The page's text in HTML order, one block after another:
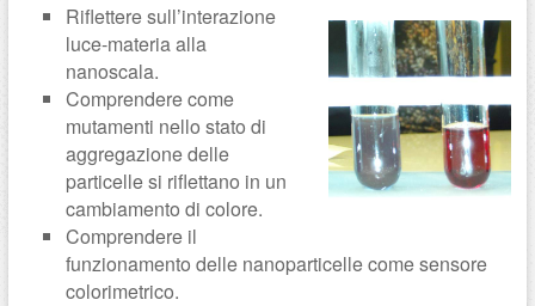
Riflettere sull’interazione
luce-materia alla
nanoscala.
Comprendere come
mutamenti nello stato di
aggregazione delle
particelle si riflettano in un
cambiamento di colore.
Comprendere il
funzionamento delle nanoparticelle come sensore
colorimetrico.